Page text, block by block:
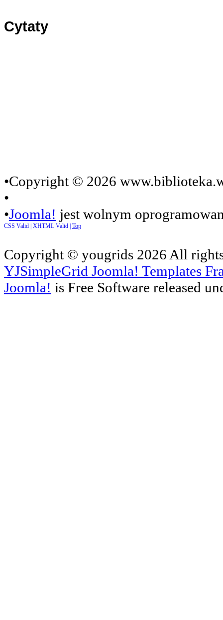
Cytaty
•Copyright © 2026
•
•Joomla! jest wolnym
CSS Valid | XHTML Valid | Top
Copyright © yougrids 2026 All
YJSimpleGrid Joomla! Templates
Joomla! is Free Software released